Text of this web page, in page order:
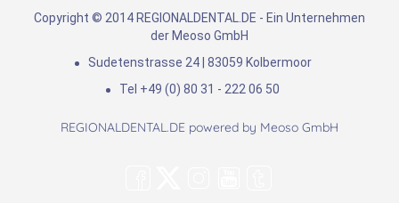
Copyright © 2014 REGIONALDENTAL.DE - Ein Unternehmen
der Meoso GmbH
Sudetenstrasse 24 | 83059 Kolbermoor
Tel +49 (0) 80 31 - 222 06 50
REGIONALDENTAL.DE powered by Meoso GmbH